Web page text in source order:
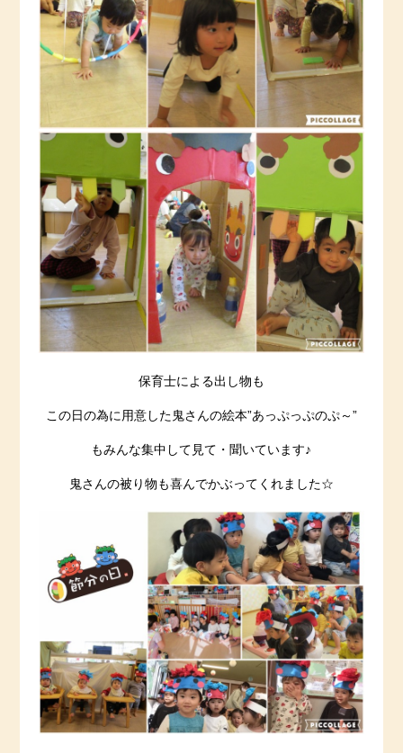
保育士による出し物も
この日の為に用意した鬼さんの絵本”あっぷっぷのぷ～”
もみんな集中して見て・聞いています♪
鬼さんの被り物も喜んでかぶってくれました☆